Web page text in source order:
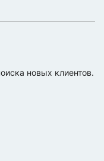
новых клиентов.